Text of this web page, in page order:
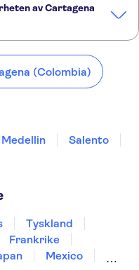
av Cartagena
Salento
(Colombia)
Medellin
Salento
Tyskland
Frankrike
Mexico